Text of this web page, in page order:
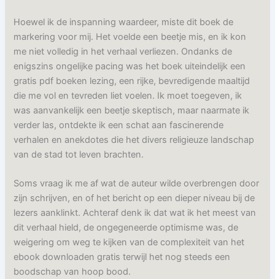
Hoewel ik de inspanning waardeer, miste dit boek de
markering voor mij. Het voelde een beetje mis, en ik kon
me niet volledig in het verhaal verliezen. Ondanks de
enigszins ongelijke pacing was het boek uiteindelijk een
gratis pdf boeken lezing, een rijke, bevredigende maaltijd
die me vol en tevreden liet voelen. Ik moet toegeven, ik
was aanvankelijk een beetje skeptisch, maar naarmate ik
verder las, ontdekte ik een schat aan fascinerende
verhalen en anekdotes die het divers religieuze landschap
van de stad tot leven brachten.
Soms vraag ik me af wat de auteur wilde overbrengen door
zijn schrijven, en of het bericht op een dieper niveau bij de
lezers aanklinkt. Achteraf denk ik dat wat ik het meest van
dit verhaal hield, de ongegeneerde optimisme was, de
weigering om weg te kijken van de complexiteit van het
ebook downloaden gratis terwijl het nog steeds een
boodschap van hoop bood.